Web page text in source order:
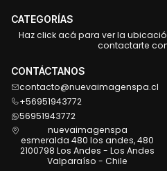
CATEGORÍAS
Haz click acá para ver la
contactarte
CONTÁCTANOS
contacto@nuevaimagenspa.cl
+56951943772
56951943772
nuevaimagenspa
esmeralda 480 los andes, 480
2100798 Los Andes - Los Andes
Valparaíso - Chile